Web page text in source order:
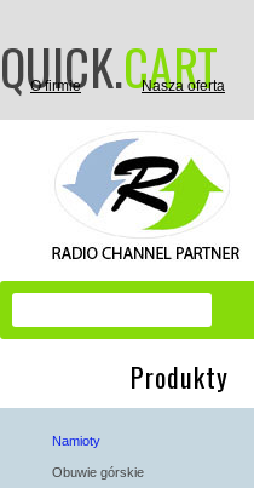
QUICK.CART
O firmie Nasza oferta
Nasza oferta 1
Produkty
Namioty
Obuwie górskie